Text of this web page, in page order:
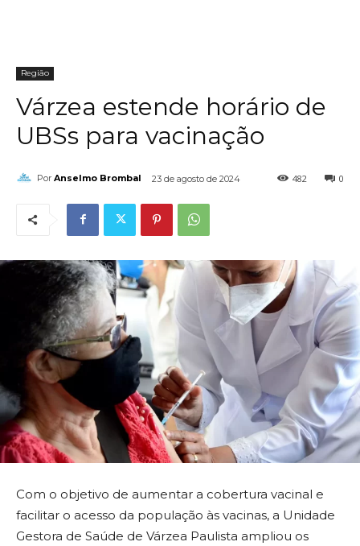
Região
Várzea estende horário de
UBSs para vacinação
Por Anselmo Brombal 23 de agosto de 2024 0
482
Com o objetivo de aumentar a cobertura vacinal e
facilitar o acesso da população às vacinas, a Unidade
Gestora de Saúde de Várzea Paulista ampliou os